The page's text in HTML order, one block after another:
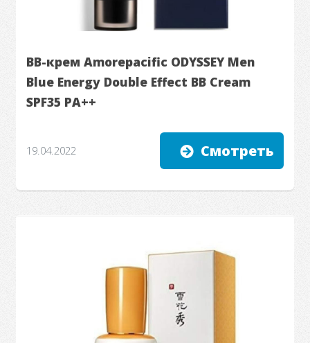
BВ-крем Amorepacific ODYSSEY Men
Blue Energy Double Effect BB Cream
SPF35 PA++
19.04.2022 Смотреть